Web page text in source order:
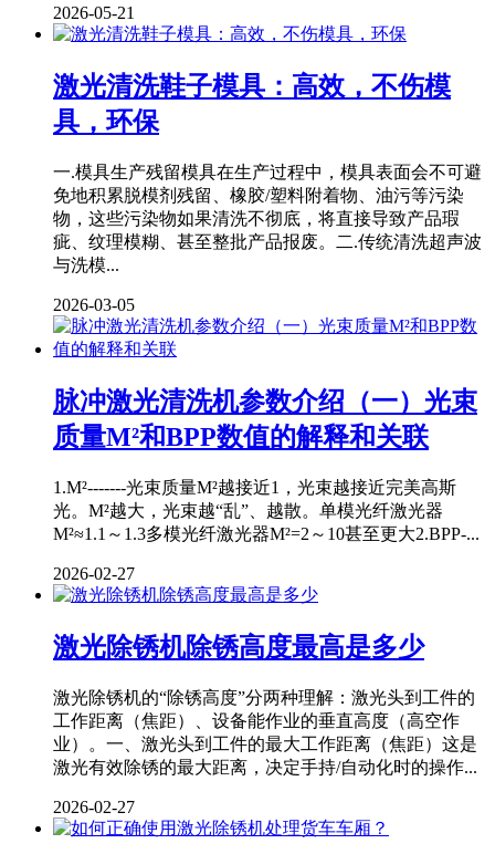
2026-05-21
激光清洗鞋子模具：高效，不伤模
具，环保
一.模具生产残留模具在生产过程中，模具表面会不可避
免地积累脱模剂残留、橡胶/塑料附着物、油污等污染
物，这些污染物如果清洗不彻底，将直接导致产品瑕
疵、纹理模糊、甚至整批产品报废。二.传统清洗超声波
与洗模...
2026-03-05
脉冲激光清洗机参数介绍（一）光束
质量M²和BPP数值的解释和关联
1.M²-------光束质量M²越接近1，光束越接近完美高斯
光。M²越大，光束越“乱”、越散。单模光纤激光器
M²≈1.1～1.3多模光纤激光器M²=2～10甚至更大2.BPP-...
2026-02-27
激光除锈机除锈高度最高是多少
激光除锈机的“除锈高度”分两种理解：激光头到工件的
工作距离（焦距）、设备能作业的垂直高度（高空作
业）。一、激光头到工件的最大工作距离（焦距）这是
激光有效除锈的最大距离，决定手持/自动化时的操作...
2026-02-27